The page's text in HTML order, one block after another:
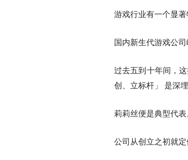
游戏行业有一个显著
国内新生代游戏公
过去五到十年间，
创、立标杆」 是深
莉莉丝便是典型代表
公司从创立之初就